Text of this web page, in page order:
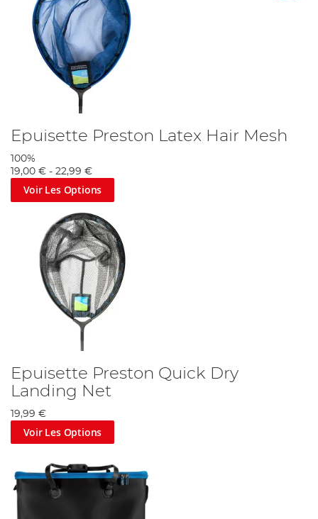
Epuisette Preston Latex Hair Mesh
100%
19,00 € - 22,99 €
Voir Les Options
Epuisette Preston Quick Dry
Landing Net
19,99 €
Voir Les Options